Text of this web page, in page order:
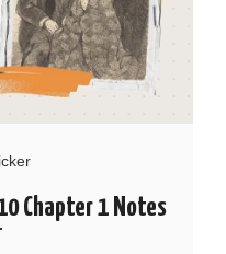
Chapter 1 Notes